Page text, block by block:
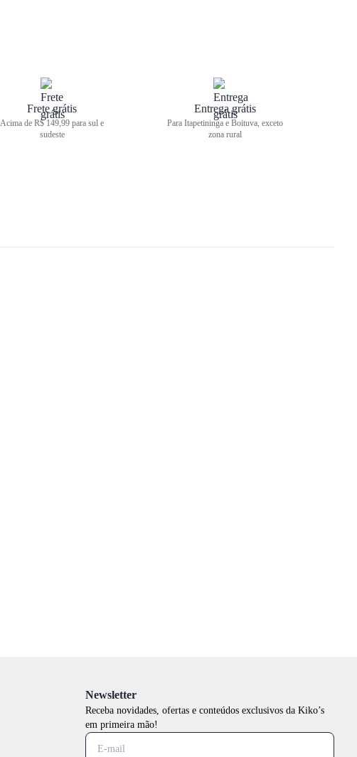
Frete grátis
Acima de R$ 149,99 para sul e
sudeste
Entrega grátis
Para Itapetininga e Boituva, exceto
zona rural
Newsletter
Receba novidades, ofertas e conteúdos exclusivos da Kiko’s
em primeira mão!